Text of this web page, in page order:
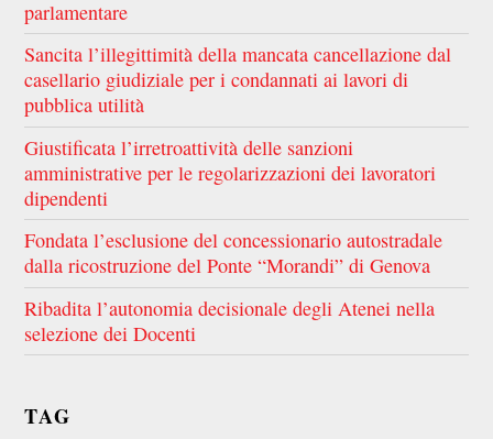
parlamentare
Sancita l’illegittimità della mancata cancellazione dal
casellario giudiziale per i condannati ai lavori di
pubblica utilità
Giustificata l’irretroattività delle sanzioni
amministrative per le regolarizzazioni dei lavoratori
dipendenti
Fondata l’esclusione del concessionario autostradale
dalla ricostruzione del Ponte “Morandi” di Genova
Ribadita l’autonomia decisionale degli Atenei nella
selezione dei Docenti
TAG